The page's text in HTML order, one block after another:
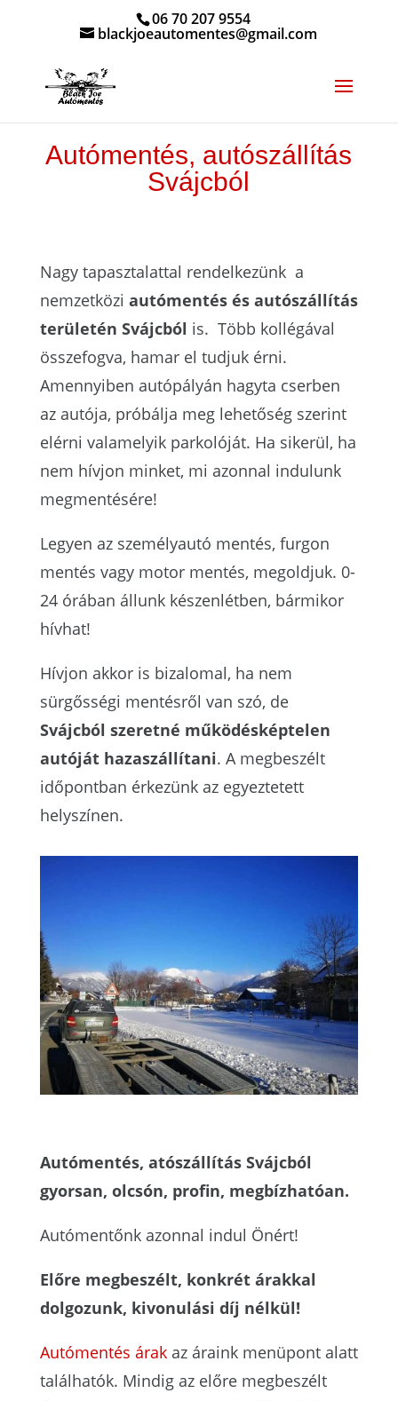
06 70 207 9554
blackjoeautomentes@gmail.com
Autómentés, autószállítás
Svájcból
Nagy tapasztalattal rendelkezünk a
nemzetközi autómentés és autószállítás
területén Svájcból is. Több kollégával
összefogva, hamar el tudjuk érni.
Amennyiben autópályán hagyta cserben
az autója, próbálja meg lehetőség szerint
elérni valamelyik parkolóját. Ha sikerül, ha
nem hívjon minket, mi azonnal indulunk
megmentésére!
Legyen az személyautó mentés, furgon
mentés vagy motor mentés, megoldjuk. 0-
24 órában állunk készenlétben, bármikor
hívhat!
Hívjon akkor is bizalomal, ha nem
sürgősségi mentésről van szó, de
Svájcból szeretné működésképtelen
autóját hazaszállítani. A megbeszélt
időpontban érkezünk az egyeztetett
helyszínen.
Autómentés, atószállítás Svájcból
gyorsan, olcsón, profin, megbízhatóan.
Autómentőnk azonnal indul Önért!
Előre megbeszélt, konkrét árakkal
dolgozunk, kivonulási díj nélkül!
Autómentés árakaz áraink menüpont alatt
találhatók. Mindig az előre megbeszélt